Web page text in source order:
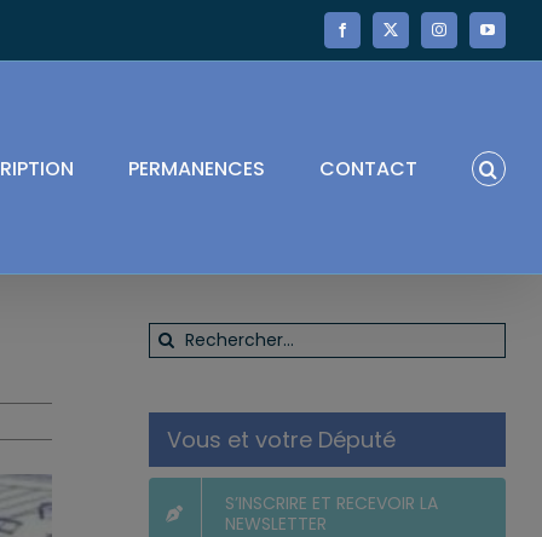
Facebook
X InstagramYouTube
PERMANENCES CONTACT
Rechercher:
Vous et votre Député
S’INSCRIRE ET RECEVOIR LA
NEWSLETTER